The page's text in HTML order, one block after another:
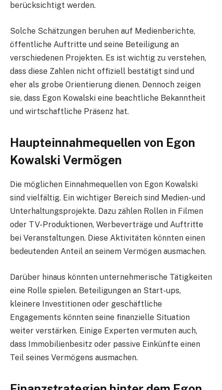
berücksichtigt werden.
Solche Schätzungen beruhen auf Medienberichte,
öffentliche Auftritte und seine Beteiligung an
verschiedenen Projekten. Es ist wichtig zu verstehen,
dass diese Zahlen nicht offiziell bestätigt sind und
eher als grobe Orientierung dienen. Dennoch zeigen
sie, dass Egon Kowalski eine beachtliche Bekanntheit
und wirtschaftliche Präsenz hat.
Haupteinnahmequellen von Egon
Kowalski Vermögen
Die möglichen Einnahmequellen von Egon Kowalski
sind vielfältig. Ein wichtiger Bereich sind Medien- und
Unterhaltungsprojekte. Dazu zählen Rollen in Filmen
oder TV-Produktionen, Werbeverträge und Auftritte
bei Veranstaltungen. Diese Aktivitäten könnten einen
bedeutenden Anteil an seinem Vermögen ausmachen.
Darüber hinaus könnten unternehmerische Tätigkeiten
eine Rolle spielen. Beteiligungen an Start-ups,
kleinere Investitionen oder geschäftliche
Engagements könnten seine finanzielle Situation
weiter verstärken. Einige Experten vermuten auch,
dass Immobilienbesitz oder passive Einkünfte einen
Teil seines Vermögens ausmachen.